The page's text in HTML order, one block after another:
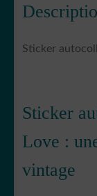
Sticker
Sticker
Love :
vintage